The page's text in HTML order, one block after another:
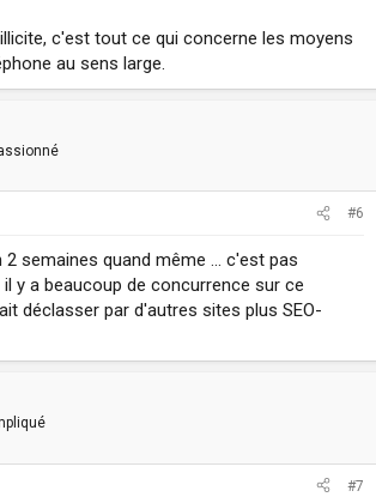
c'est tout ce qui concerne les moyens
au sens large.
#6
2 semaines quand même ... c'est pas
il y a beaucoup de concurrence sur ce
déclasser par d'autres sites plus SEO-
#7